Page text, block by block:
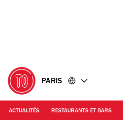
PARIS
ACTUALITÉS RESTAURANTS ET BARS
Marché de Noël des Abbesses